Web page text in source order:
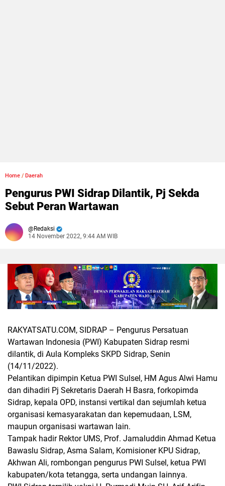
Home / Daerah
Pengurus PWI Sidrap Dilantik, Pj Sekda
Sebut Peran Wartawan
Redaksi
14 November 2022, 9:44 AM WIB
RAKYATSATU.COM, SIDRAP – Pengurus Persatuan
Wartawan Indonesia (PWI) Kabupaten Sidrap resmi
dilantik, di Aula Kompleks SKPD Sidrap, Senin
(14/11/2022).
Pelantikan dipimpin Ketua PWI Sulsel, HM Agus Alwi Hamu
dan dihadiri Pj Sekretaris Daerah H Basra, forkopimda
Sidrap, kepala OPD, instansi vertikal dan sejumlah ketua
organisasi kemasyarakatan dan kepemudaan, LSM,
maupun organisasi wartawan lain.
Tampak hadir Rektor UMS, Prof. Jamaluddin Ahmad Ketua
Bawaslu Sidrap, Asma Salam, Komisioner KPU Sidrap,
Akhwan Ali, rombongan pengurus PWI Sulsel, ketua PWI
kabupaten/kota tetangga, serta undangan lainnya.